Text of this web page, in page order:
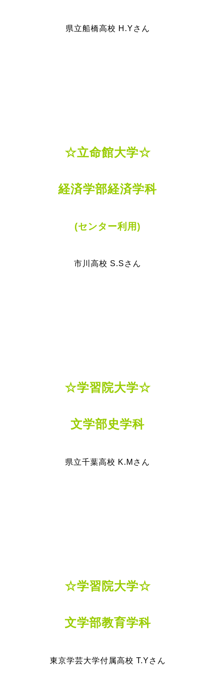
県立船橋高校 H.Yさん
☆立命館大学☆
経済学部経済学科
(センター利用)
市川高校 S.Sさん
☆学習院大学☆
文学部史学科
県立千葉高校 K.Mさん
☆学習院大学☆
文学部教育学科
東京学芸大学付属高校 T.Yさん